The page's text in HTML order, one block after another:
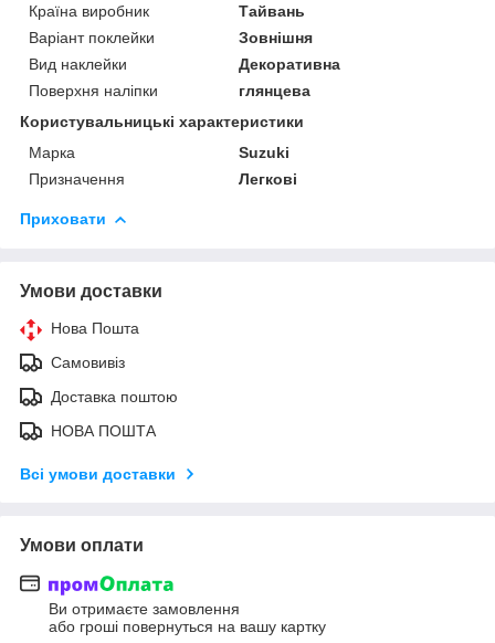
Країна виробник
Тайвань
Варіант поклейки
Зовнішня
Вид наклейки
Декоративна
Поверхня наліпки
глянцева
Користувальницькі характеристики
Марка
Suzuki
Призначення
Легкові
Приховати
Умови доставки
Нова Пошта
Самовивіз
Доставка поштою
НОВА ПОШТА
Всі умови доставки
Умови оплати
Ви отримаєте замовлення
або гроші повернуться на вашу картку